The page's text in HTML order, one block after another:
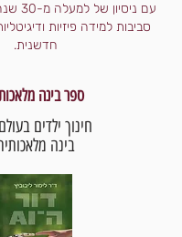
עם
סביבות למידה פיזיות
חדשנית.
ספר בינה
חינוך ילדים
בינה